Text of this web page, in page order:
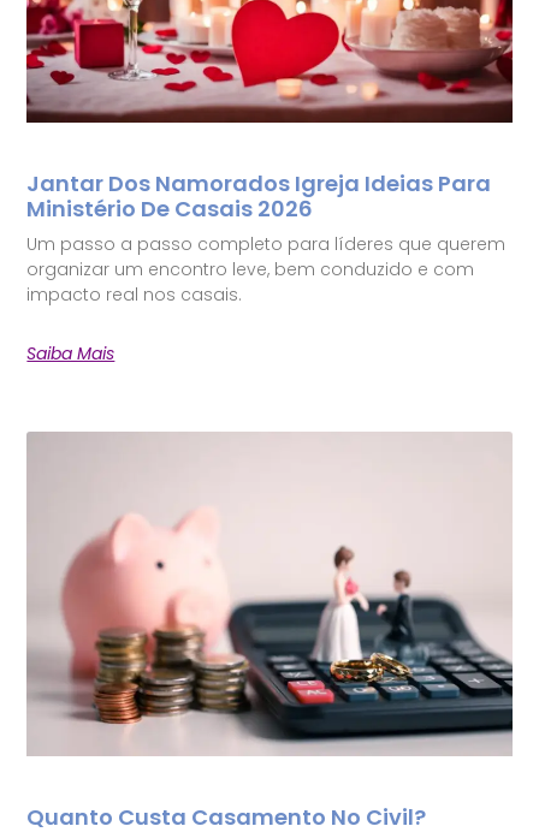
Jantar Dos Namorados Igreja Ideias Para
Ministério De Casais 2026
Um passo a passo completo para líderes que querem
organizar um encontro leve, bem conduzido e com
impacto real nos casais.
Saiba Mais
Quanto Custa Casamento No Civil?